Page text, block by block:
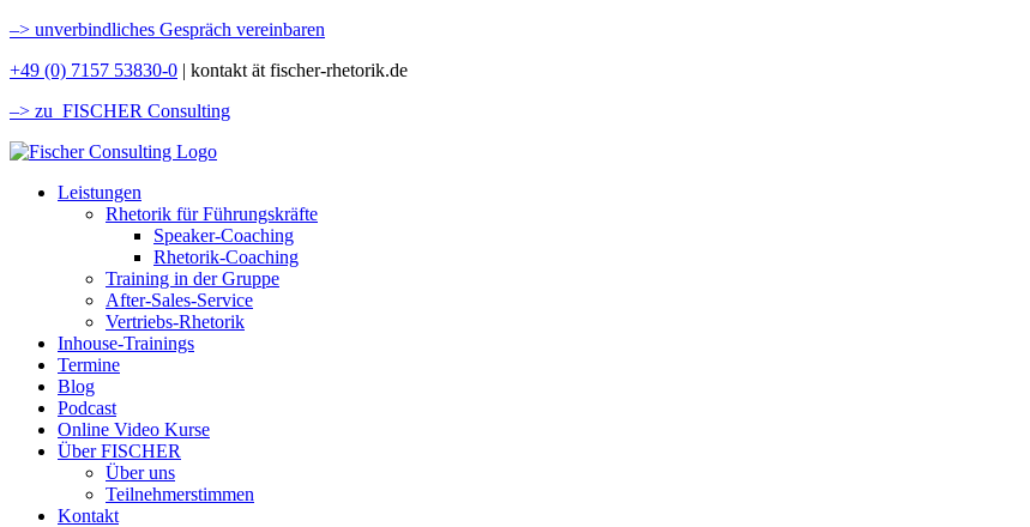
–> unverbindliches Gespräch vereinbaren
+49 (0) 7157 53830-0 | kontakt ät fischer-rhetorik.de
–> zu FISCHER Consulting
Leistungen
Rhetorik für Führungskräfte
Speaker-Coaching
Rhetorik-Coaching
Training in der Gruppe
After-Sales-Service
Vertriebs-Rhetorik
Inhouse-Trainings
Termine
Blog
Podcast
Online Video Kurse
Über FISCHER
Über uns
Teilnehmerstimmen
Kontakt